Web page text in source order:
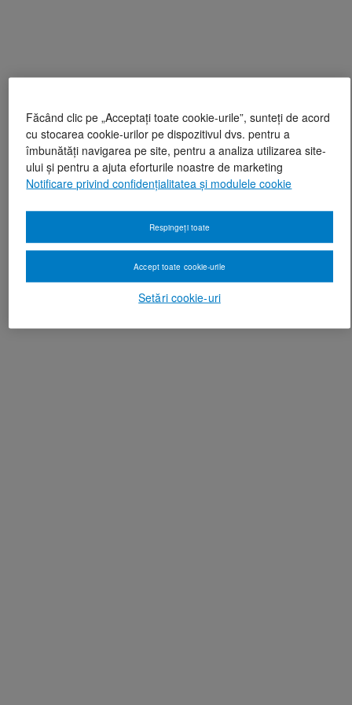
Făcând clic pe „Acceptați toate cookie-urile”, sunteți de acord
cu stocarea cookie-urilor pe dispozitivul dvs. pentru a
îmbunătăți navigarea pe site, pentru a analiza utilizarea site-
ului și pentru a ajuta eforturile noastre de marketing
Notificare privind confidențialitatea și modulele cookie
Setări cookie-uri
Respingeți toate
Accept toate cookie-urile